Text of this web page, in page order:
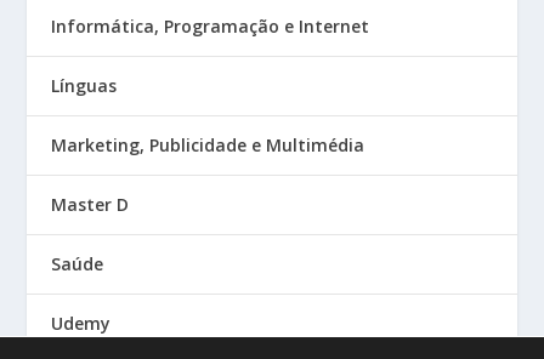
Informática, Programação e Internet
Línguas
Marketing, Publicidade e Multimédia
Master D
Saúde
Udemy